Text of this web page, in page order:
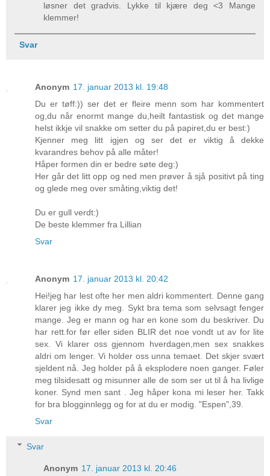
løsner det gradvis. Lykke til kjære deg <3 Mange
klemmer!
Svar
Anonym 17. januar 2013 kl. 19:48
Du er tøff:)) ser det er fleire menn som har kommentert
og,du når enormt mange du,heilt fantastisk og det mange
helst ikkje vil snakke om setter du på papiret,du er best:)
Kjenner meg litt igjen og ser det er viktig å dekke
kvarandres behov på alle måter!
Håper formen din er bedre søte deg:)
Her går det litt opp og ned men prøver å sjå positivt på ting
og glede meg over småting,viktig det!
Du er gull verdt:)
De beste klemmer fra Lillian
Svar
Anonym 17. januar 2013 kl. 20:42
Hei!jeg har lest ofte her men aldri kommentert. Denne gang
klarer jeg ikke dy meg. Sykt bra tema som selvsagt fenger
mange. Jeg er mann og har en kone som du beskriver. Du
har rett.for før eller siden BLIR det noe vondt ut av for lite
sex. Vi klarer oss gjennom hverdagen,men sex snakkes
aldri om lenger. Vi holder oss unna temaet. Det skjer svært
sjeldent nå. Jeg holder på å eksplodere noen ganger. Føler
meg tilsidesatt og misunner alle de som ser ut til å ha livlige
koner. Synd men sant . Jeg håper kona mi leser her. Takk
for bra blogginnlegg og for at du er modig. "Espen",39.
Svar
Svar
Anonym 17. januar 2013 kl. 20:46